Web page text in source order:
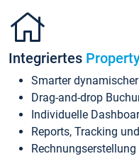
Integriertes
Smarter
Drag-and-drop
Individuelle
Reports, Tracking
Rechnungserstellung